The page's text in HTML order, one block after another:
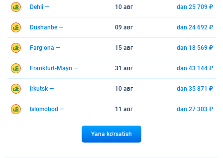
Dehli — 10 авг dan 25 709 ₽
Dushanbe — 09 авг dan 24 692 ₽
Fargʻona — 15 авг dan 18 569 ₽
Frankfurt-Mayn — 31 авг dan 43 144 ₽
Irkutsk — 10 авг dan 35 871 ₽
Islomobod — 11 авг dan 27 303 ₽
Yana ko'rsatish